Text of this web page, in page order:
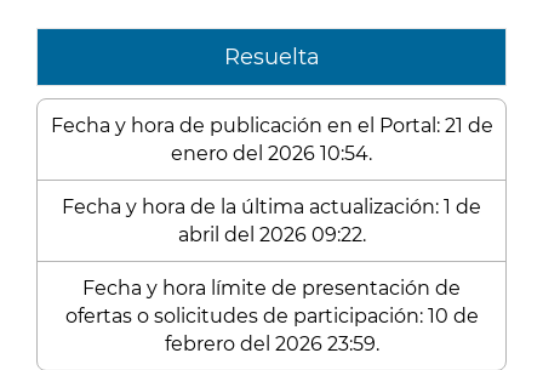
Resuelta
Fecha y hora de publicación en el Portal: 21 de
enero del 2026 10:54.
Fecha y hora de la última actualización: 1 de
abril del 2026 09:22.
Fecha y hora límite de presentación de
ofertas o solicitudes de participación: 10 de
febrero del 2026 23:59.